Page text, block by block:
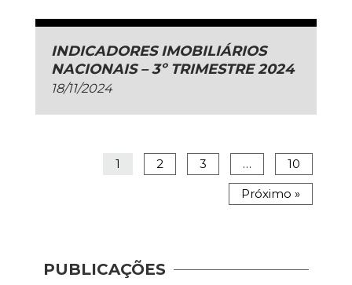
INDICADORES IMOBILIÁRIOS
NACIONAIS – 3º TRIMESTRE 2024
18/11/2024
1 2 3 …
10
Próximo »
PUBLICAÇÕES